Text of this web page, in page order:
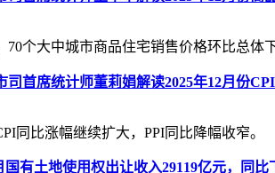
70个大中城市商品住宅销售价格环比总体
司首席统计师董莉娟解读2025年12月份
同比涨幅继续扩大，PPI同比降幅收窄。
国有土地使用权出让收入29119亿元，同比